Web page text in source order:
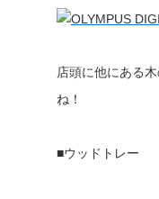
店頭に他にある
ね！
■ウッドトレー